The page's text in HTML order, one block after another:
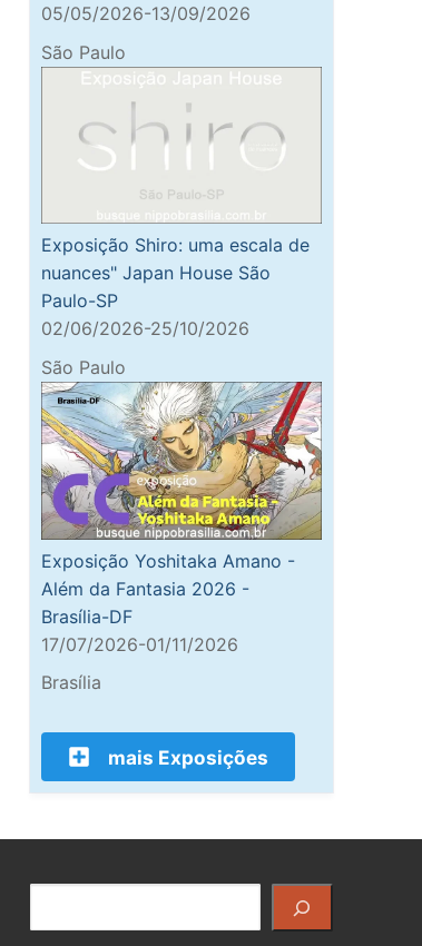
05/05/2026-13/09/2026
São Paulo
Exposição Shiro: uma escala de
nuances" Japan House São
Paulo-SP
02/06/2026-25/10/2026
São Paulo
Exposição Yoshitaka Amano -
Além da Fantasia 2026 -
Brasília-DF
17/07/2026-01/11/2026
Brasília
mais Exposições